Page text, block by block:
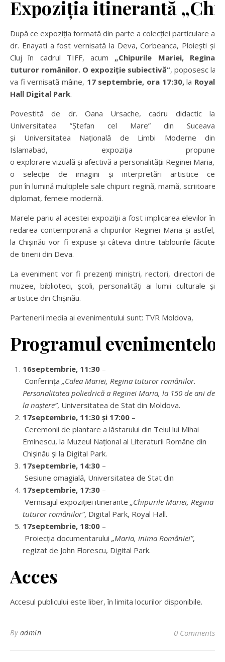
Expoziția itinerantă
După ce expoziția formată din parte a colecției particulare a
dr. Enayati a fost vernisată la Deva, Corbeanca, Ploiești și
Cluj în cadrul TIFF, acum „Chipurile Mariei, Regina
tuturor românilor. O expoziție subiectivă”, poposesc la
va fi vernisată mâine, 17 septembrie, ora 17:30,la Royal
Hall Digital Park.
Povestită de dr. Oana Ursache, cadru didactic la
Universitatea ”Ștefan cel Mare” din Suceava
și Universitatea Națională de Limbi Moderne din
Islamabad, expoziția propune
o explorare vizuală și afectivă a personalității Reginei Maria,
o selecție de imagini și interpretări artistice ce
pun în lumină multiplele sale chipuri: regină, mamă, scriitoare,
diplomat, femeie modernă.
Marele pariu al acestei expoziții a fost implicarea elevilor în
redarea contemporană a chipurilor Reginei Maria și astfel,
la Chișinău vor fi expuse și câteva dintre tablourile făcute
de tinerii din Deva.
La eveniment vor fi prezenți miniștri, rectori, directori de
muzee, biblioteci, școli, personalități ai lumii culturale și
artistice din Chișinău.
Partenerii media ai evenimentului sunt: TVR Moldova,
Programul evenimentelor
16septembrie, 11:30 –
Conferința „Calea Mariei, Regina tuturor românilor.
Personalitatea poliedrică a Reginei Maria, la 150 de ani de
la naștere”, Universitatea de Stat din Moldova.
17septembrie, 11:30 și 17:00 –
Ceremonii de plantare a lăstarului din Teiul lui Mihai
Eminescu, la Muzeul Național al Literaturii Române din
Chișinău și la Digital Park.
17septembrie, 14:30 –
Sesiune omagială, Universitatea de Stat din
17septembrie, 17:30 –
Vernisajul expoziției itinerante „Chipurile Mariei, Regina
tuturor românilor”, Digital Park, Royal Hall.
17septembrie, 18:00 –
Proiecția documentarului „Maria, inima României”,
regizat de John Florescu, Digital Park.
Acces
Accesul publicului este liber, în limita locurilor disponibile.
By admin 0 Comments